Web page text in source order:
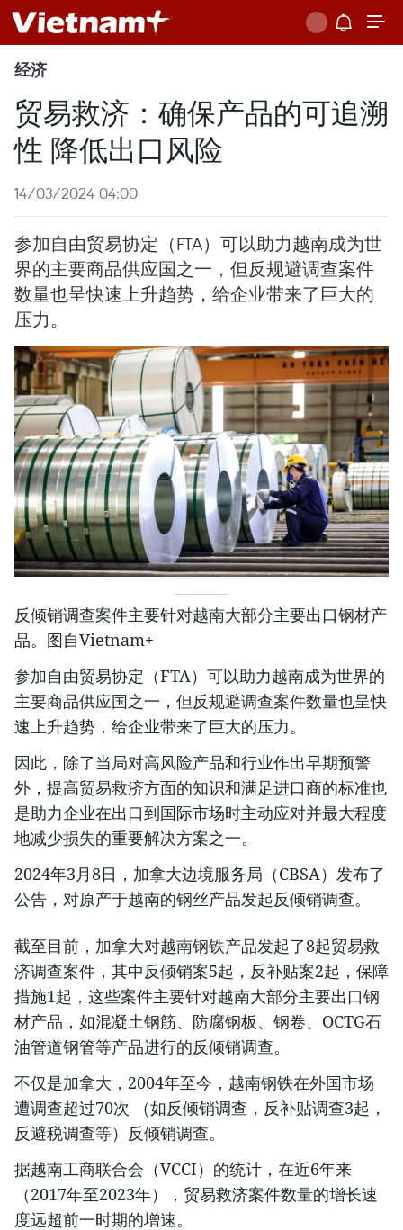
经济
贸易救济：确保产品的可追溯
性 降低出口风险
14/03/2024 04:00
参加自由贸易协定（FTA）可以助力越南成为世
界的主要商品供应国之一，但反规避调查案件
数量也呈快速上升趋势，给企业带来了巨大的
压力。
反倾销调查案件主要针对越南大部分主要出口钢材产
品。图自Vietnam+
参加自由贸易协定（FTA）可以助力越南成为世界的
主要商品供应国之一，但反规避调查案件数量也呈快
速上升趋势，给企业带来了巨大的压力。
因此，除了当局对高风险产品和行业作出早期预警
外，提高贸易救济方面的知识和满足进口商的标准也
是助力企业在出口到国际市场时主动应对并最大程度
地减少损失的重要解决方案之一。
2024年3月8日，加拿大边境服务局（CBSA）发布了
公告，对原产于越南的钢丝产品发起反倾销调查。
截至目前，加拿大对越南钢铁产品发起了8起贸易救
济调查案件，其中反倾销案5起，反补贴案2起，保障
措施1起，这些案件主要针对越南大部分主要出口钢
材产品，如混凝土钢筋、防腐钢板、钢卷、OCTG石
油管道钢管等产品进行的反倾销调查。
不仅是加拿大，2004年至今，越南钢铁在外国市场
遭调查超过70次 （如反倾销调查，反补贴调查3起，
反避税调查等）反倾销调查。
据越南工商联合会（VCCI）的统计，在近6年来
（2017年至2023年），贸易救济案件数量的增长速
度远超前一时期的增速。